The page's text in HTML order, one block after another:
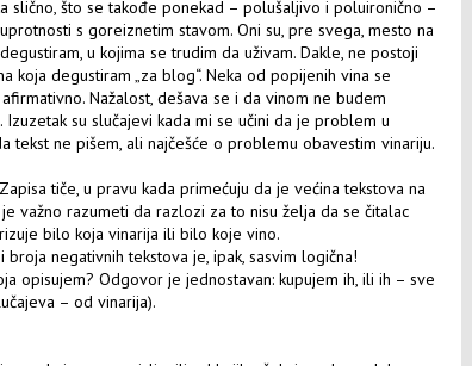
slično, što se takođe ponekad – polušaljivo i poluironično –
s goreiznetim stavom. Oni su, pre svega, mesto na
u kojima se trudim da uživam. Dakle, ne postoji
koja degustiram „za blog“. Neka od popijenih vina se
Nažalost, dešava se i da vinom ne budem
su slučajevi kada mi se učini da je problem u
tekst ne pišem, ali najčešće o problemu obavestim vinariju.
tiče, u pravu kada primećuju da je većina tekstova na
važno razumeti da razlozi za to nisu želja da se čitalac
bilo koja vinarija ili bilo koje vino.
negativnih tekstova je, ipak, sasvim logična!
opisujem? Odgovor je jednostavan: kupujem ih, ili ih – sve
– od vinarija).